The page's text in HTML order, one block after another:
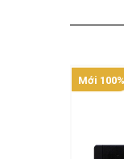
Mới 100%